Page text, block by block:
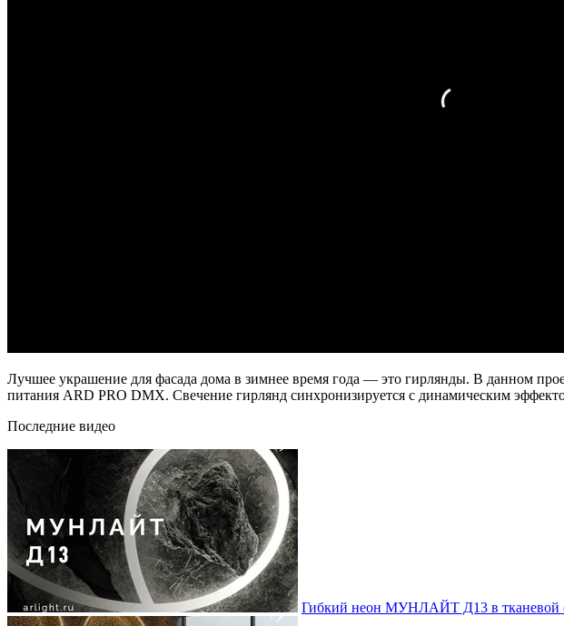
Лучшее украшение для фасада дома в зимнее время года — это гирлянды. В данном
питания ARD PRO DMX. Свечение гирлянд синхронизируется с динамическим
Последние видео
Гибкий неон МУНЛАЙТ Д13 в тканевой